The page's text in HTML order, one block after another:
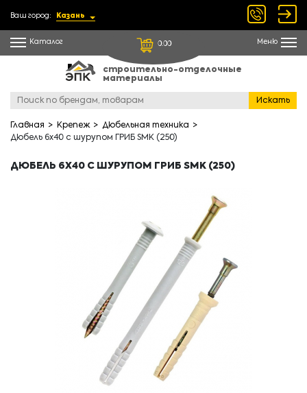
Ваш город: Казань
Каталог 0.00 Меню
строительно-отделочные
материалы
Искать
Главная Крепеж
Дюбельная техника
Дюбель 6х40 с шурупом ГРИБ SMK (250)
ДЮБЕЛЬ 6Х40 С ШУРУПОМ ГРИБ SMK (250)